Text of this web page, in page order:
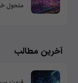
متحول
آخرین مطالب